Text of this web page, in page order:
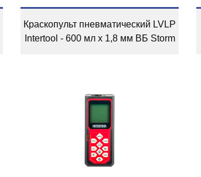
Краскопульт пневматический LVLP
Intertool - 600 мл x 1,8 мм ВБ Storm